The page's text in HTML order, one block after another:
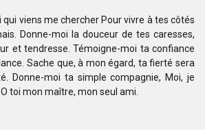
qui viens me chercherPour vivre à tes côtés
Donne-moi la douceur de tes caresses,
et tendresse. Témoigne-moi ta confiance
Sache que, à mon égard, ta fierté sera
Donne-moi ta simple compagnie, Moi, je
O toi mon maître, mon seul ami.